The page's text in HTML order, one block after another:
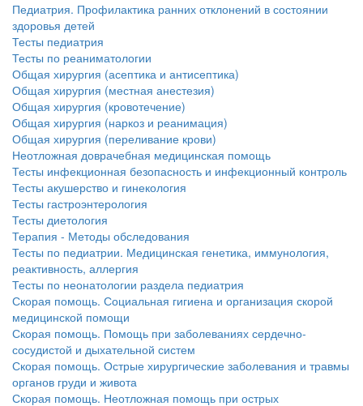
Педиатрия. Профилактика ранних отклонений в состоянии
здоровья детей
Тесты педиатрия
Тесты по реаниматологии
Общая хирургия (асептика и антисептика)
Общая хирургия (местная анестезия)
Общая хирургия (кровотечение)
Общая хирургия (наркоз и реанимация)
Общая хирургия (переливание крови)
Неотложная доврачебная медицинская помощь
Тесты инфекционная безопасность и инфекционный контроль
Тесты акушерство и гинекология
Тесты гастроэнтерология
Тесты диетология
Терапия - Методы обследования
Тесты по педиатрии. Медицинская генетика, иммунология,
реактивность, аллергия
Тесты по неонатологии раздела педиатрия
Скорая помощь. Социальная гигиена и организация скорой
медицинской помощи
Скорая помощь. Помощь при заболеваниях сердечно-
сосудистой и дыхательной систем
Скорая помощь. Острые хирургические заболевания и травмы
органов груди и живота
Скорая помощь. Неотложная помощь при острых